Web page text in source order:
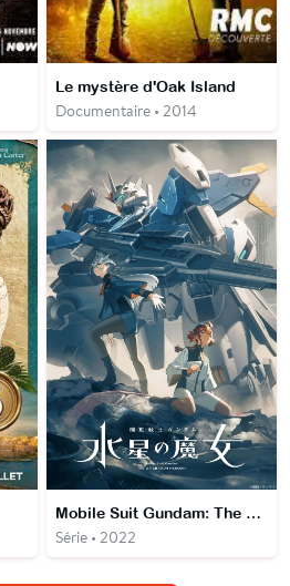
Le mystère d'Oak Island
Documentaire • 2014
Mobile Suit Gundam: The Witch from Mercury
Série • 2022